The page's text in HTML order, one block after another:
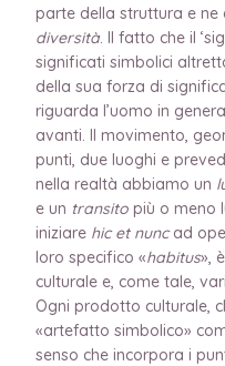
parte della struttura e ne
diversità. Il fatto che il
significati simbolici
della sua forza di
riguarda l’uomo in
avanti. Il movimento,
punti, due luoghi e
nella realtà abbiamo un
e un transito più o meno
iniziare hic et nuncad
loro specifico «habitus»,
culturale e, come tale,
Ogni prodotto culturale,
«artefatto simbolico»
senso che incorpora i